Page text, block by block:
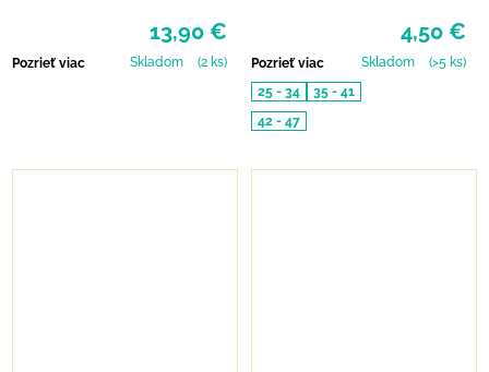
13,90 €
Pozrieť viac Skladom (2 ks)
4,50 €
Pozrieť viac Skladom
(>5 ks)
25 - 34
35 - 41
42 - 47